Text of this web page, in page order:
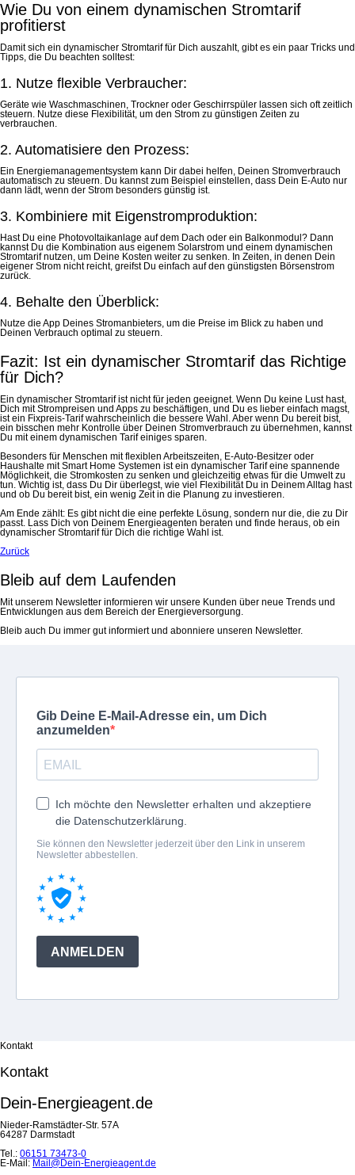
Wie Du von einem dynamischen Stromtarif
profitierst
Damit sich ein dynamischer Stromtarif für Dich auszahlt, gibt es ein paar Tricks und
Tipps, die Du beachten solltest:
1. Nutze flexible Verbraucher:
Geräte wie Waschmaschinen, Trockner oder Geschirrspüler lassen sich oft zeitlich
steuern. Nutze diese Flexibilität, um den Strom zu günstigen Zeiten zu
verbrauchen.
2. Automatisiere den Prozess:
Ein Energiemanagementsystem kann Dir dabei helfen, Deinen Stromverbrauch
automatisch zu steuern. Du kannst zum Beispiel einstellen, dass Dein E-Auto nur
dann lädt, wenn der Strom besonders günstig ist.
3. Kombiniere mit Eigenstromproduktion:
Hast Du eine Photovoltaikanlage auf dem Dach oder ein Balkonmodul? Dann
kannst Du die Kombination aus eigenem Solarstrom und einem dynamischen
Stromtarif nutzen, um Deine Kosten weiter zu senken. In Zeiten, in denen Dein
eigener Strom nicht reicht, greifst Du einfach auf den günstigsten Börsenstrom
zurück.
4. Behalte den Überblick:
Nutze die App Deines Stromanbieters, um die Preise im Blick zu haben und
Deinen Verbrauch optimal zu steuern.
Fazit: Ist ein dynamischer Stromtarif das Richtige
für Dich?
Ein dynamischer Stromtarif ist nicht für jeden geeignet. Wenn Du keine Lust hast,
Dich mit Strompreisen und Apps zu beschäftigen, und Du es lieber einfach magst,
ist ein Fixpreis-Tarif wahrscheinlich die bessere Wahl. Aber wenn Du bereit bist,
ein bisschen mehr Kontrolle über Deinen Stromverbrauch zu übernehmen, kannst
Du mit einem dynamischen Tarif einiges sparen.
Besonders für Menschen mit flexiblen Arbeitszeiten, E-Auto-Besitzer oder
Haushalte mit Smart Home Systemen ist ein dynamischer Tarif eine spannende
Möglichkeit, die Stromkosten zu senken und gleichzeitig etwas für die Umwelt zu
tun. Wichtig ist, dass Du Dir überlegst, wie viel Flexibilität Du in Deinem Alltag hast
und ob Du bereit bist, ein wenig Zeit in die Planung zu investieren.
Am Ende zählt: Es gibt nicht die eine perfekte Lösung, sondern nur die, die zu Dir
passt. Lass Dich von Deinem Energieagenten beraten und finde heraus, ob ein
dynamischer Stromtarif für Dich die richtige Wahl ist.
Zurück
Bleib auf dem Laufenden
Mit unserem Newsletter informieren wir unsere Kunden über neue Trends und
Entwicklungen aus dem Bereich der Energieversorgung.
Bleib auch Du immer gut informiert und abonniere unseren Newsletter.
Kontakt
Kontakt
Dein-Energieagent.de
Nieder-Ramstädter-Str. 57A
64287 Darmstadt
Tel.: 06151 73473-0
E-Mail: Mail@Dein-Energieagent.de